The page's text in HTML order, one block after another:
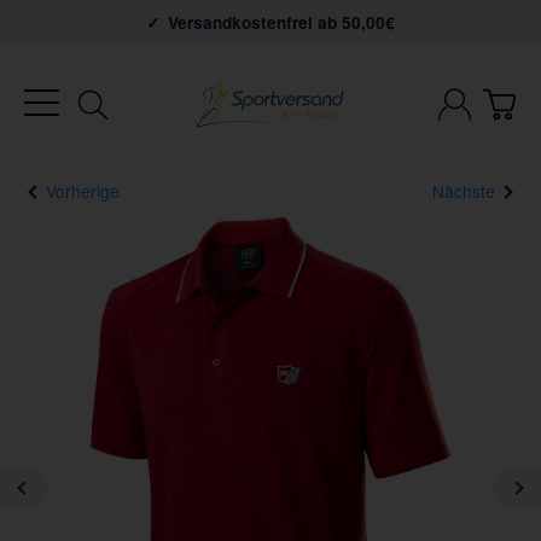
Versandkostenfrei ab 50,00€
Vorherige Nächste